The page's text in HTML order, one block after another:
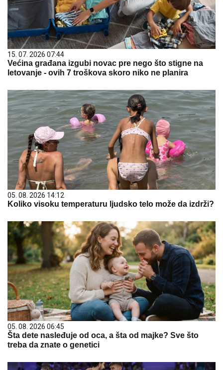
15. 07. 2026 07:44
Većina građana izgubi novac pre nego što stigne na
letovanje - ovih 7 troškova skoro niko ne planira
05. 08. 2026 14:12
Koliko visoku temperaturu ljudsko telo može da izdrži?
05. 08. 2026 06:45
Šta dete nasleđuje od oca, a šta od majke? Sve što
treba da znate o genetici